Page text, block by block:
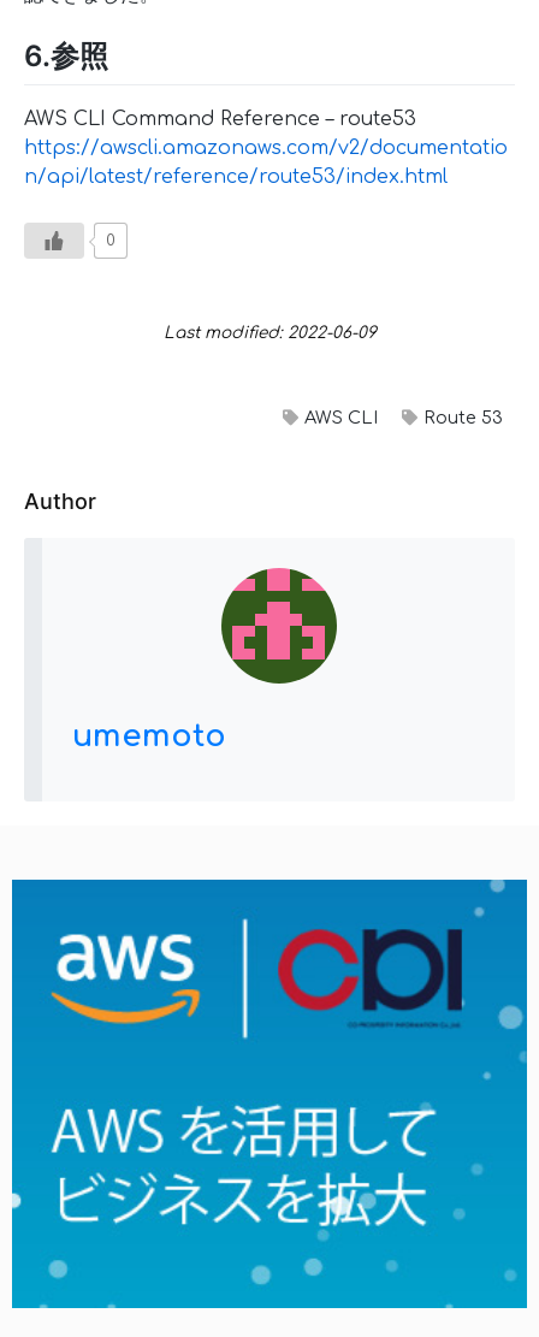
6.参照
AWS CLI Command Reference – route53
https://awscli.amazonaws.com/v2/documentatio
n/api/latest/reference/route53/index.html
0
Last modified: 2022-06-09
AWS CLI Route 53
Author
umemoto